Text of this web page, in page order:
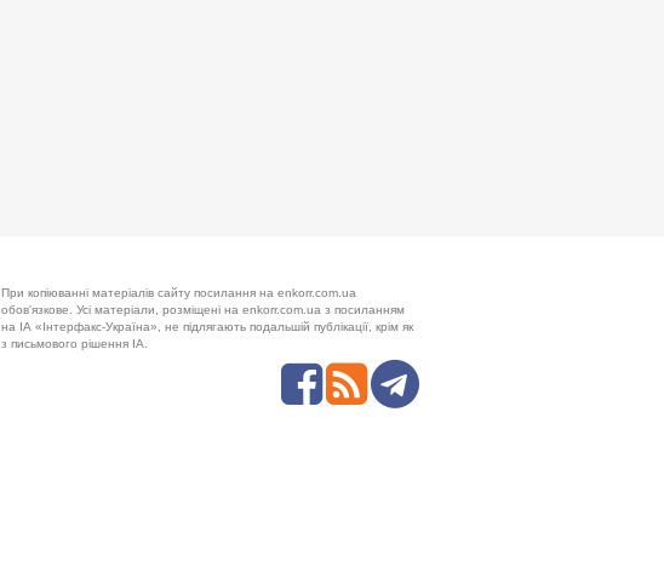
При копіюванні матеріалів сайту посилання на enkorr.com.ua
обов'язкове. Усі матеріали, розміщені на enkorr.com.ua з посиланням
на ІА «Інтерфакс-Україна», не підлягають подальшій публікації, крім як
з письмового рішення ІА.